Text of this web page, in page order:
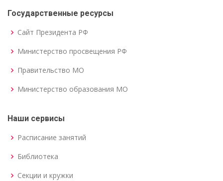
Государственные ресурсы
Сайт Президента РФ
Министерство просвещения РФ
Правительство МО
Министерство образования МО
Наши сервисы
Расписание занятий
Библиотека
Секции и кружки